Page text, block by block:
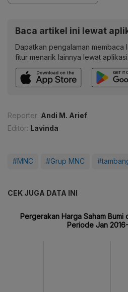
Baca artikel ini lewat
Dapatkan pengalaman membaca
fitur menarik lainnya lewat
Reporter: Andi M. Arief
Editor: Lavinda
#MNC #Grup MNC
CEK JUGA DATA INI